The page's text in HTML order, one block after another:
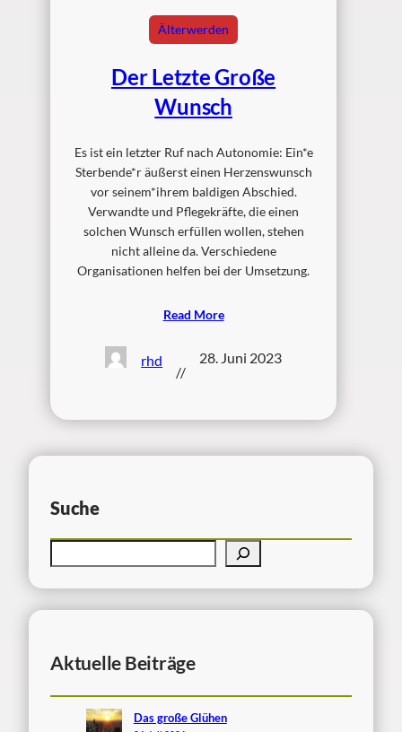
Älterwerden
Der Letzte Große
Wunsch
Es ist ein letzter Ruf nach Autonomie: Ein*e
Sterbende*r äußerst einen Herzenswunsch
vor seinem*ihrem baldigen Abschied.
Verwandte und Pflegekräfte, die einen
solchen Wunsch erfüllen wollen, stehen
nicht alleine da. Verschiedene
Organisationen helfen bei der Umsetzung.
Read More
rhd
//
28. Juni 2023
Suche
Aktuelle Beiträge
Das große Glühen